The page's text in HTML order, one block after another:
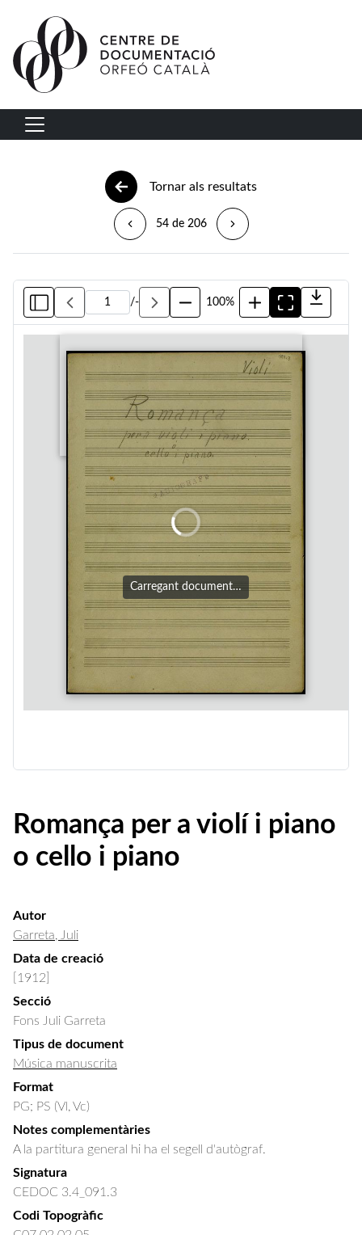
Vés al contingut
Navegació principal
Tornar als resultats
54 de 206
/- 100%
Carregant document…
Romança per a violí i piano
o cello i piano
Autor
Garreta, Juli
Data de creació
[1912]
Secció
Fons Juli Garreta
Tipus de document
Música manuscrita
Format
PG; PS (Vl, Vc)
Notes complementàries
A la partitura general hi ha el segell d'autògraf.
Signatura
CEDOC 3.4_091.3
Codi Topogràfic